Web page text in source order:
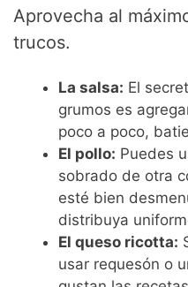
Aprovecha al
trucos.
La salsa: El
grumos es
poco a poco,
El pollo: Puedes
sobrado de otra
esté bien
distribuya
El queso ricotta:
usar requesón o